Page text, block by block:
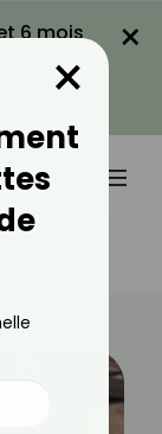
6 mois
×
×